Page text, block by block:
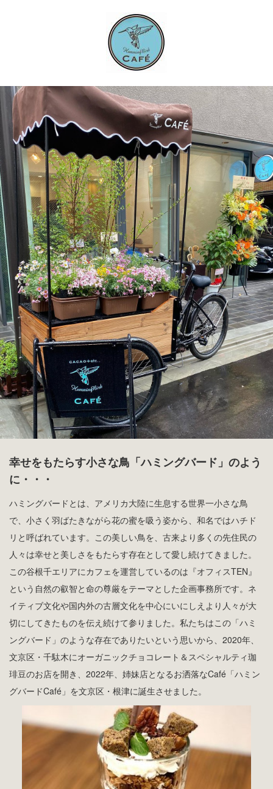
に・・・
で、小さく羽ばたきながら花の蜜を吸う姿から、和名ではハチド
リと呼ばれています。この美しい鳥を、古来より多くの先住民の
人々は幸せと美しさをもたらす存在として愛し続けてきました。
この谷根千エリアにカフェを運営しているのは『オフィスTEN』
という自然の叡智と命の尊厳をテーマとした企画事務所です。ネ
イティブ文化や国内外の古層文化を中心にいにしえより人々が大
切にしてきたものを伝え続けて参りました。私たちはこの「ハミ
ングバード」のような存在でありたいという思いから、2020年、
文京区・千駄木にオーガニックチョコレート＆スペシャルティ珈
琲豆のお店を開き、2022年、姉妹店となるお洒落なCafé「ハミン
グバードCafé」を文京区・根津に誕生させました。